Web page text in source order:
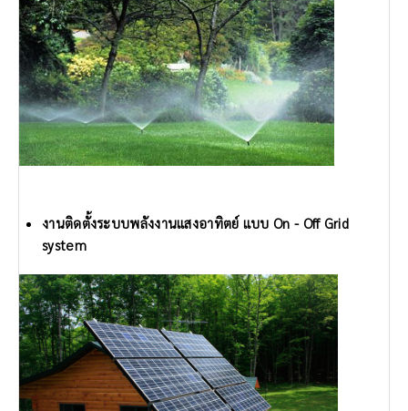
งานติดตั้งระบบพลังงานแสงอาทิตย์ แบบ On - Off Grid
system